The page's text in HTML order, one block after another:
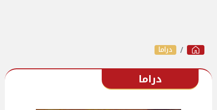
دراما
دراما